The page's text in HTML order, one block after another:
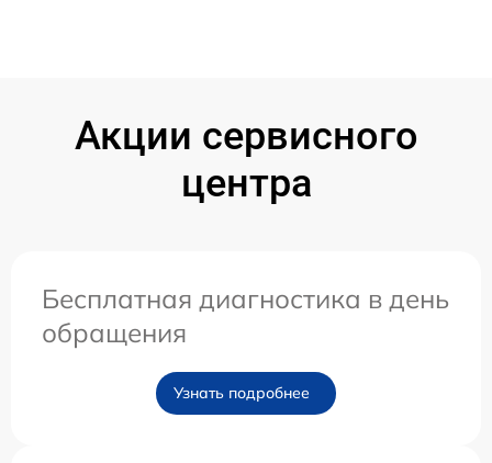
Акции сервисного
центра
Бесплатная диагностика в день
обращения
Узнать подробнее